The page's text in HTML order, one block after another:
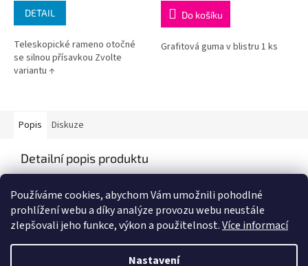
Používáme cookies, abychom Vám umožnili pohodlné
prohlížení webu a díky analýze provozu webu neustále
zlepšovali jeho funkce, výkon a použitelnost.Více informací
Nastavení
DETAIL
Teleskopické rameno otočné
se silnou přísavkou Zvolte
variantu ↑
Do košíku
Grafitová guma v blistru 1 ks
Popis Diskuze
Detailní popis produktu